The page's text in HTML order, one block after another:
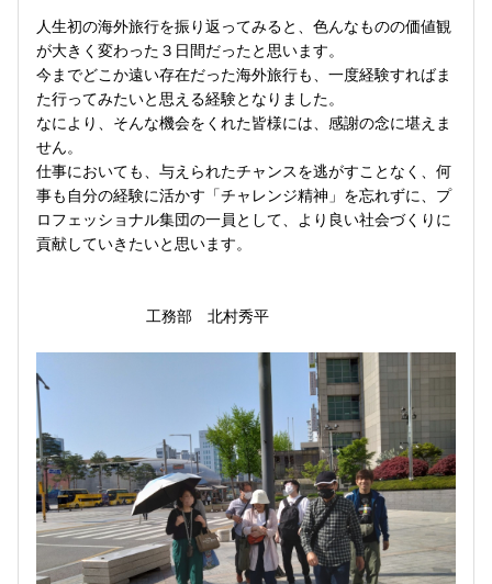
人生初の海外旅行を振り返ってみると、色んなものの価値観
が大きく変わった３日間だったと思います。
今までどこか遠い存在だった海外旅行も、一度経験すればま
た行ってみたいと思える経験となりました。
なにより、そんな機会をくれた皆様には、感謝の念に堪えま
せん。
仕事においても、与えられたチャンスを逃がすことなく、何
事も自分の経験に活かす「チャレンジ精神」を忘れずに、プ
ロフェッショナル集団の一員として、より良い社会づくりに
貢献していきたいと思います。
工務部 北村秀平